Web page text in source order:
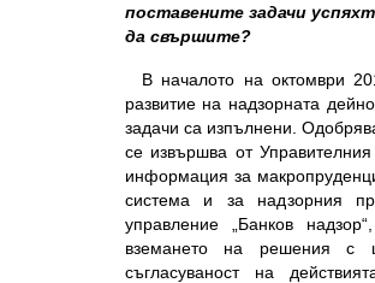
поставените задачи
да свършите?
В началото на октомври
развитие на надзорната
задачи са изпълнени.
се извършва от
информация за
система и за надзорния
управление „Банков
вземането на решения с
съгласуваност на